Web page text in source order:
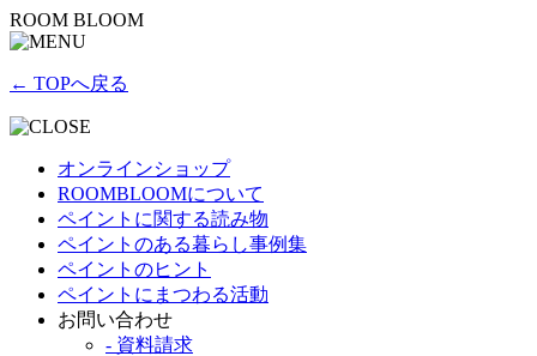
ROOM BLOOM
← TOPへ戻る
オンラインショップ
ROOMBLOOMについて
ペイントに関する読み物
ペイントのある暮らし事例集
ペイントのヒント
ペイントにまつわる活動
お問い合わせ
- 資料請求